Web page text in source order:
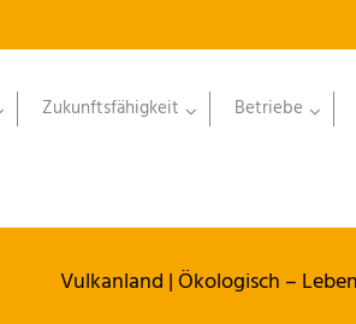
Zukunftsfähigkeit Betriebe
Vulkanland |Ökologisch –